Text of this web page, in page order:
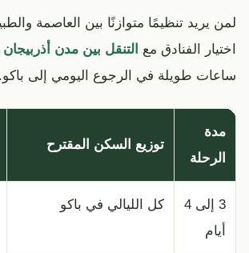
لمن يريد تنظيمًا متوازنًا بين العاصمة
اختيار الفنادق مع التنقل بين مدن أذربيجان
ساعات طويلة في الرجوع اليومي إلى باكو.
مدة
الرحلة
توزيع السكن المقترح
3 إلى 4
أيام
كل الليالي في باكو